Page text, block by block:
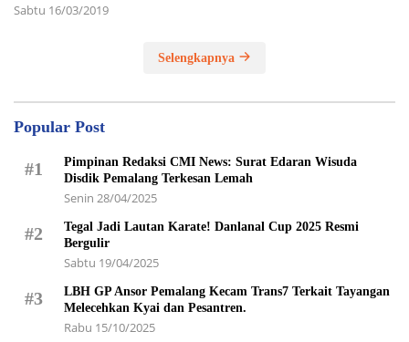
Sabtu 16/03/2019
Selengkapnya
Popular Post
#1
Pimpinan Redaksi CMI News: Surat Edaran Wisuda
Disdik Pemalang Terkesan Lemah
Senin 28/04/2025
#2
Tegal Jadi Lautan Karate! Danlanal Cup 2025 Resmi
Bergulir
Sabtu 19/04/2025
#3
LBH GP Ansor Pemalang Kecam Trans7 Terkait Tayangan
Melecehkan Kyai dan Pesantren.
Rabu 15/10/2025